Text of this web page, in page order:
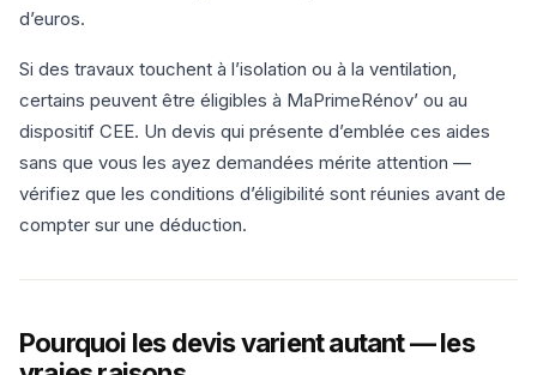
d’euros.
Si des travaux touchent à l’isolation ou à la ventilation,
certains peuvent être éligibles à MaPrimeRénov’ ou au
dispositif CEE. Un devis qui présente d’emblée ces aides
sans que vous les ayez demandées mérite attention —
vérifiez que les conditions d’éligibilité sont réunies avant de
compter sur une déduction.
Pourquoi les devis varient autant — les